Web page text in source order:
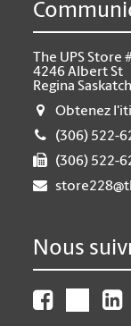
The UPS Store
4246 Albert St
Regina
Obtenez
(306) 522-
(306) 522-
Nous